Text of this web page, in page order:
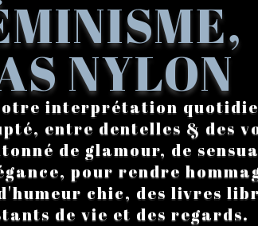
NYLON
interprétation
entre dentelles & des
de glamour, de
pour rendre
chic, des livres
de vie et des regards.